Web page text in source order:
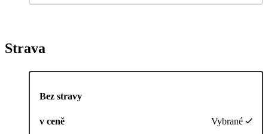
Strava
Bez stravy
v ceně Vybrané